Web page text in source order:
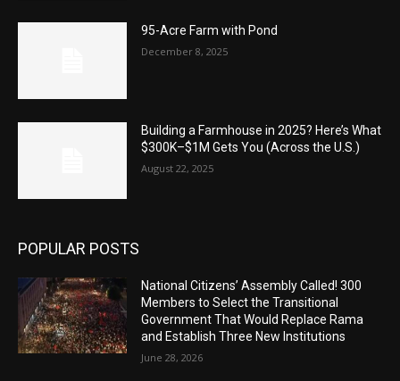
95-Acre Farm with Pond
December 8, 2025
Building a Farmhouse in 2025? Here’s What
$300K–$1M Gets You (Across the U.S.)
August 22, 2025
POPULAR POSTS
National Citizens’ Assembly Called! 300
Members to Select the Transitional
Government That Would Replace Rama
and Establish Three New Institutions
June 28, 2026